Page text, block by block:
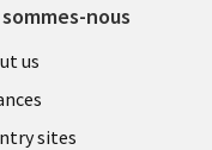
nous
us
sites